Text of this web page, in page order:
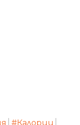
#Калории